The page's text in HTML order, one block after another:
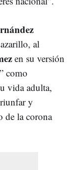
al
en su versión
como
vida adulta,
y
de la corona